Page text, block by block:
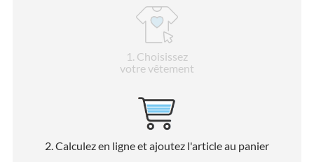
1 . Choisissez
votre vêtement
2. Calculez en ligne et ajoutez l'article au panier